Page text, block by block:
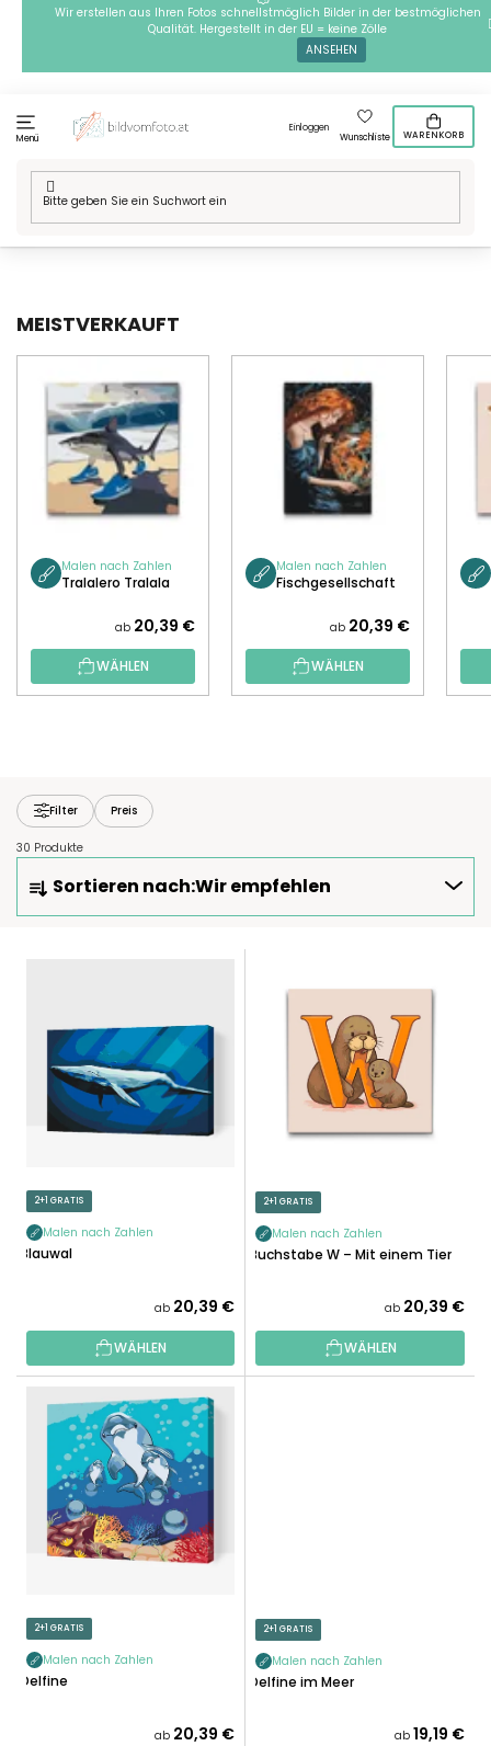
springen
Wir erstellen aus Ihren Fotos schnellstmöglich Bilder in der bestmöglichen
Qualität. Hergestellt in der EU = keine Zölle
ANSEHEN
Menü
Einloggen
Wunschliste
WARENKORB
Startseite
Technik / Malen nach Zahlen
MEISTVERKAUFT
Malen nach Zahlen
Tralalero Tralala
ab 20,39 €
WÄHLEN
Malen nach Zahlen
Fischgesellschaft
ab 20,39 €
WÄHLEN
Filter Preis
30 Produkte
O
R
U
N
Sortieren nach:Wir empfehlen
R
O
D
T
2+1 GRATIS
Malen nach Zahlen
Blauwal
ab 20,39 €
WÄHLEN
2+1 GRATIS
Malen nach Zahlen
Buchstabe W – Mit einem Tier
ab 20,39 €
WÄHLEN
2+1 GRATIS
Malen nach Zahlen
Delfine
ab 20,39 €
2+1 GRATIS
Malen nach Zahlen
Delfine im Meer
ab 19,19 €